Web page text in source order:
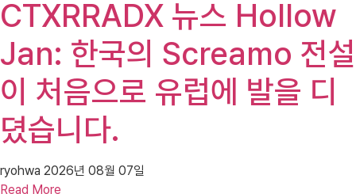
CTXRRADX 뉴스 Hollow
Jan: 한국의 Screamo 전설
이 처음으로 유럽에 발을 디
뎠습니다.
ryohwa 2026년 08월 07일
Read More